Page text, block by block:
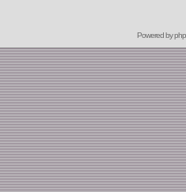
Powered by